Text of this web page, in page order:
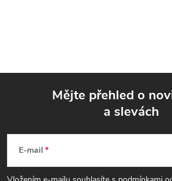
Mějte přehled o
a slevách
E-mail